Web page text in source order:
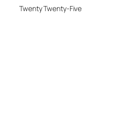
Twenty Twenty-Five